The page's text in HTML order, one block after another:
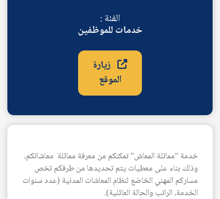
AR
الفئة :
خدمات للموظفين
زيارة
الموقع
خدمة "مماثلة المعاش" تمكنكم من معرفة مماثلة معاشاتكم،
وذلك بناء على معطيات يتم تحديدها من طرفكم تخص
مساركم المهني الخاضع لنظام المعاشات المدنية (عدد سنوات
الخدمة، الراتب والحالة العائلية).